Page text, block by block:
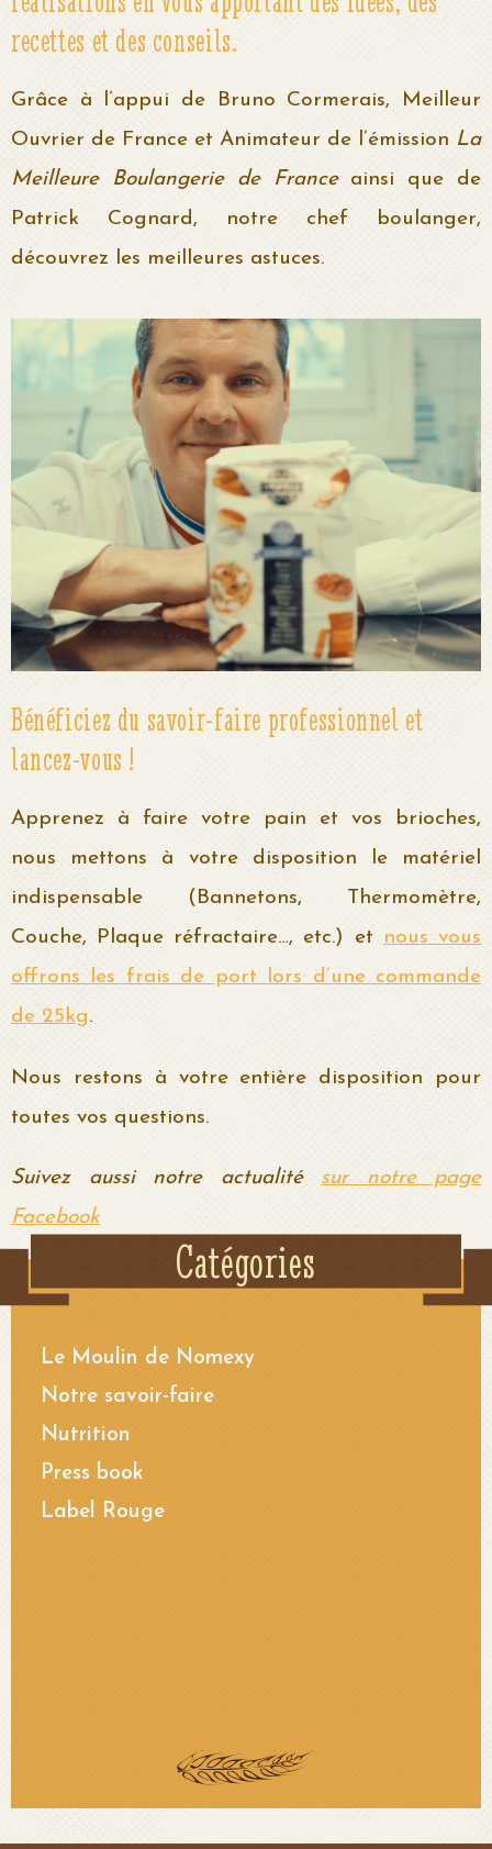
recettes et des conseils.
Grâce à l’appui de Bruno Cormerais, Meilleur
Ouvrier de France et Animateur de l’émission La
Meilleure Boulangerie de Franceainsi que de
Patrick Cognard, notre chef boulanger,
découvrez les meilleures astuces.
Bénéficiez du savoir-faire professionnel et
lancez-vous !
Apprenez à faire votre pain et vos brioches,
nous mettons à votre disposition le matériel
indispensable (Bannetons, Thermomètre,
Couche, Plaque réfractaire…, etc.) et
nous vous
offrons les frais de port lors d’une commande
de 25kg.
Nous restons à votre entière disposition pour
toutes vos questions.
Suivez aussi notre actualité sur notre page
Facebook
Catégories
Le Moulin de Nomexy
Notre savoir-faire
Nutrition
Press book
Label Rouge